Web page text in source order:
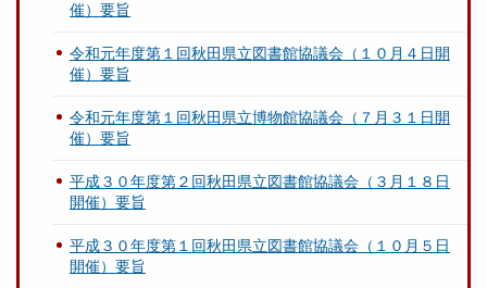
催）要旨
令和元年度第１回秋田県立図書館協議会（１０月４日開
催）要旨
令和元年度第１回秋田県立博物館協議会（７月３１日開
催）要旨
平成３０年度第２回秋田県立図書館協議会（３月１８日
開催）要旨
平成３０年度第１回秋田県立図書館協議会（１０月５日
開催）要旨